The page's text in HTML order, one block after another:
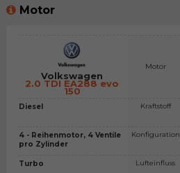
Motor
Volkswagen
2.0 TDI EA288 evo
150
Diesel
4 - Reihenmotor, 4 Ventile
pro Zylinder
Turbo
Motor
Kraftstoff
Konfiguration
Lufteinfluss